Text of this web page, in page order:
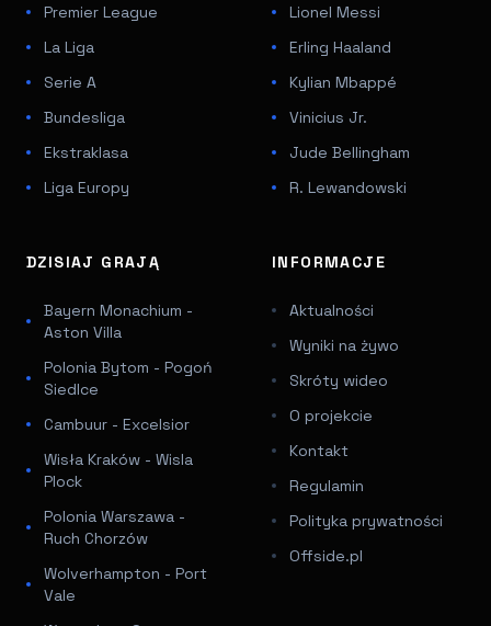
Premier League
La Liga
Serie A
Bundesliga
Ekstraklasa
Liga Europy
Lionel Messi
Erling Haaland
Kylian Mbappé
Vinicius Jr.
Jude Bellingham
R. Lewandowski
DZISIAJ GRAJĄ
Bayern Monachium -
Aston Villa
Polonia Bytom - Pogoń
Siedlce
Cambuur - Excelsior
Wisła Kraków - Wisla
Plock
Polonia Warszawa -
Ruch Chorzów
Wolverhampton - Port
Vale
INFORMACJE
Aktualności
Wyniki na żywo
Skróty wideo
O projekcie
Kontakt
Regulamin
Polityka prywatności
Offside.pl